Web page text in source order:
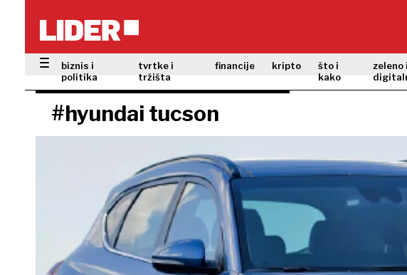
biznis i
politika
tvrtke i
tržišta
financije kripto
što i
kako
zeleno i
#hyundai tucson